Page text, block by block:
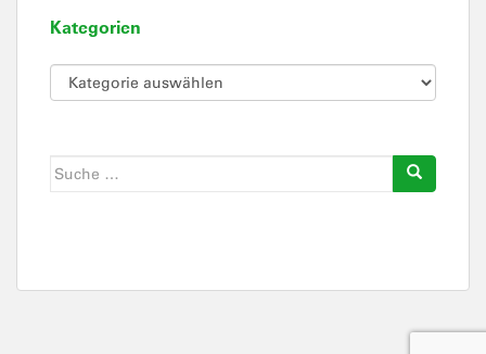
Kategorien
Kategorien
Suche